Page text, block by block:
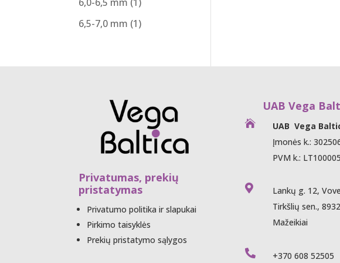
6,5-7,0 mm (1)
Privatumas, prekių
pristatymas
Privatumo politika ir slapukai
Pirkimo taisyklės
Prekių pristatymo sąlygos
UAB Vega

UAB Vega
Įmonės k.:
PVM k.:

Lankų g. 12,
Tirkšlių sen.,
Mažeikiai
 +370 608 52505